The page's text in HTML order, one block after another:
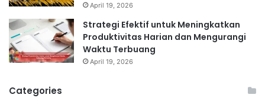
April 19, 2026
Strategi Efektif untuk Meningkatkan
Produktivitas Harian dan Mengurangi
Waktu Terbuang
April 19, 2026
Categories